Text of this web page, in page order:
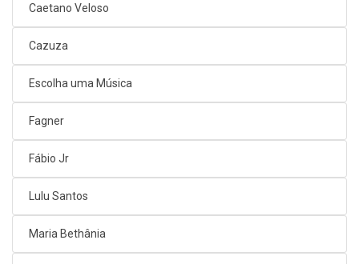
Caetano Veloso
Cazuza
Escolha uma Música
Fagner
Fábio Jr
Lulu Santos
Maria Bethânia